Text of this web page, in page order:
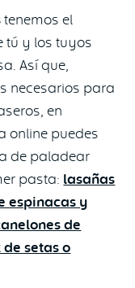
tenemos el
tú y los tuyos
Así que,
necesarios para
en
online puedes
de paladear
pasta: lasañas
espinacas y
de
setas o